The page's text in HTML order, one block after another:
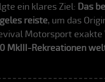
ein klares Ziel: Das
reiste, um das
Motorsport
MkIII-Rekreationen